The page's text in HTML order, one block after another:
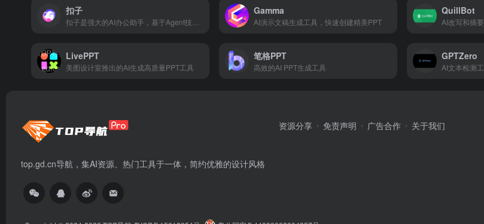
扣子 Gamma
AI演示文稿生成工具，快速创建精美PPT
QuillBot
AI改写和摘
LivePPT
美图设计室推出的AI生成高质量PPT工具
笔格PPT
高效的AI PPT生成工具
GPTZero
AI文本检测
top.gd.cn导航，集AI资源、热门工具于一体，简约优雅的设计风格
资源分享 免责声明 广告合作 关于我们